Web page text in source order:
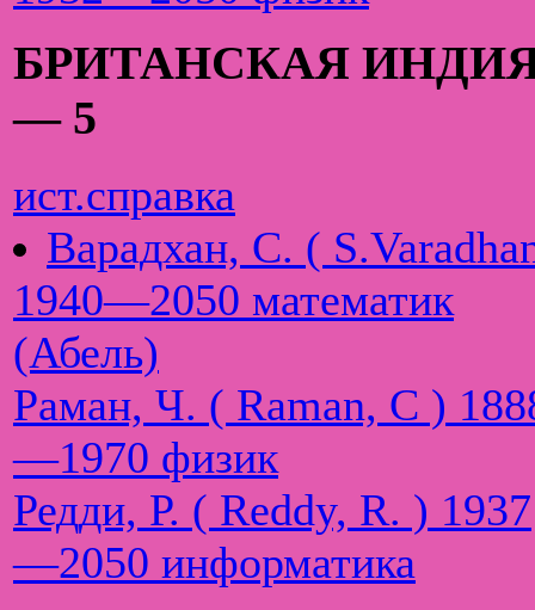
БРИТАНСКАЯ
— 5
ист.справка
Варадхан, С. (
1940—2050 математик
(Абель)
Раман, Ч. ( Raman, C )
—1970 физик
Редди, Р. ( Reddy, R. ) 1937
—2050 информатика